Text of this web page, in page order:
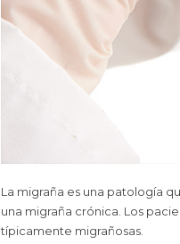
La migraña es una patología
una migraña crónica. Los
típicamente migrañosas.